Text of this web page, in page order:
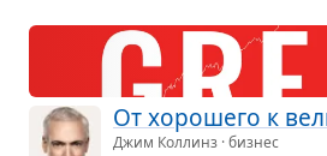
От хоро­шего к
Джим Коллинз · бизнес